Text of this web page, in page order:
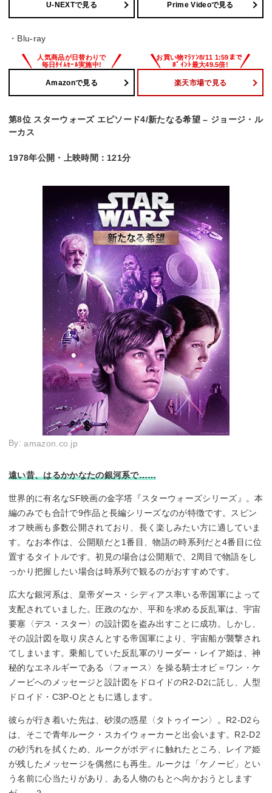
U-NEXTで見る Prime Videoで見る
・Blu-ray
Amazonで見る 楽天市場で見る
第8位 スターウォーズ エピソード4/新たなる希望 – ジョージ・ル
ーカス
1978年公開・上映時間：121分
By:amazon.co.jp
遠い昔、はるかかなたの銀河系で……
世界的に有名なSF映画の金字塔『スターウォーズシリーズ』。本
編のみでも合計で9作品と長編シリーズなのが特徴です。スピン
オフ映画も多数公開されており、長く楽しみたい方に適していま
す。なお本作は、公開順だと1番目、物語の時系列だと4番目に位
置するタイトルです。初見の場合は公開順で、2周目で物語をし
っかり把握したい場合は時系列で観るのがおすすめです。
広大な銀河系は、皇帝ダース・シディアス率いる帝国軍によって
支配されていました。圧政のなか、平和を求める反乱軍は、宇宙
要塞〈デス・スター〉の設計図を盗み出すことに成功。しかし、
その設計図を取り戻さんとする帝国軍により、宇宙船が襲撃され
てしまいます。乗船していた反乱軍のリーダー・レイア姫は、神
秘的なエネルギーである〈フォース〉を操る騎士オビ＝ワン・ケ
ノービへのメッセージと設計図をドロイドのR2-D2に託し、人型
ドロイド・C3P-Oとともに逃します。
彼らが行き着いた先は、砂漠の惑星〈タトゥイーン〉。R2-D2ら
は、そこで青年ルーク・スカイウォーカーと出会います。R2-D2
の砂汚れを拭くため、ルークがボディに触れたところ、レイア姫
が残したメッセージを偶然にも再生。ルークは「ケノービ」とい
う名前に心当たりがあり、ある人物のもとへ向かおうとします